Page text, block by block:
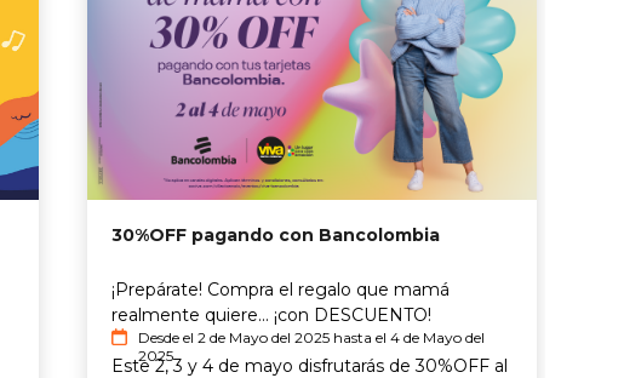
30%OFF pagando con Bancolombia
¡Prepárate! Compra el regalo que mamá
realmente quiere...¡con DESCUENTO!
Este 2, 3 y 4 de mayo disfrutarás de30%OFF al
Desde el 2 de Mayo del 2025 hasta el 4 de Mayo del
2025